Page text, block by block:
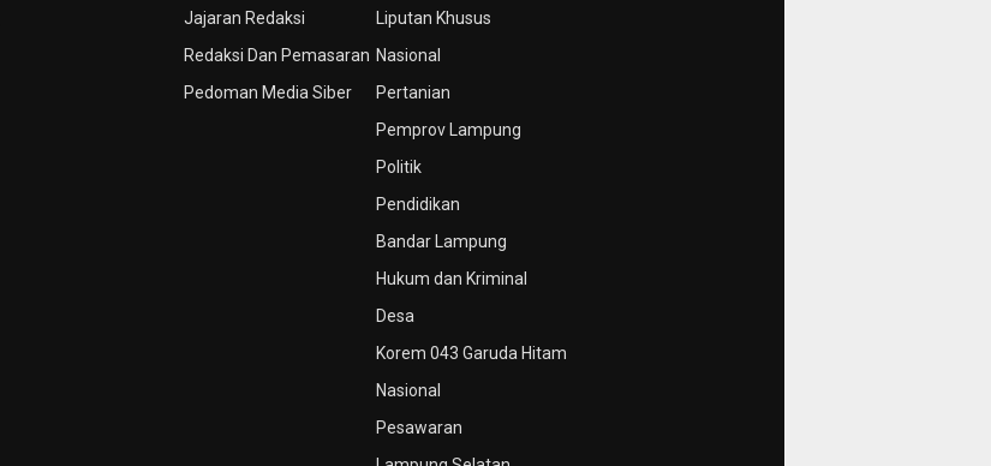
Jajaran Redaksi
Redaksi Dan Pemasaran
Pedoman Media Siber
Liputan Khusus
Nasional
Pertanian
Pemprov Lampung
Politik
Pendidikan
Bandar Lampung
Hukum dan Kriminal
Desa
Korem 043 Garuda Hitam
Nasional
Pesawaran